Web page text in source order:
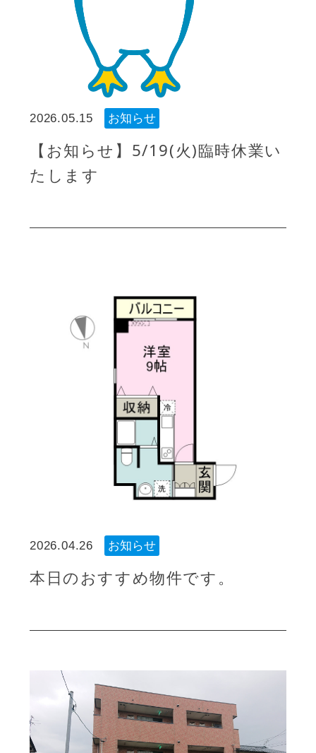
2026.05.15 お知らせ
【お知らせ】5/19(火)臨時休業い
たします
2026.04.26 お知らせ
本日のおすすめ物件です。